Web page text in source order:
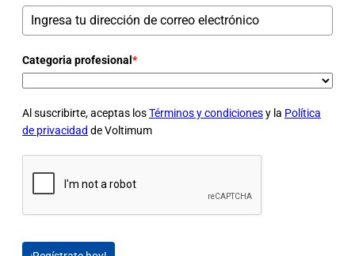
Categoria profesional *
Al suscribirte, aceptas losTérminos y condicionesy la Política
de privacidad de Voltimum